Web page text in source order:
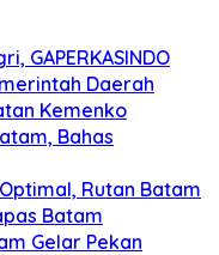
GAPERKASINDO
Daerah
Kemenko
Bahas
Rutan Batam
Batam
Gelar Pekan